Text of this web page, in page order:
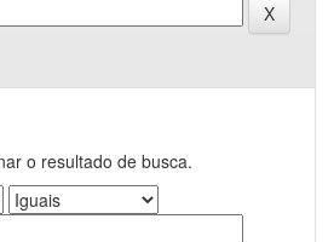
o resultado de busca.